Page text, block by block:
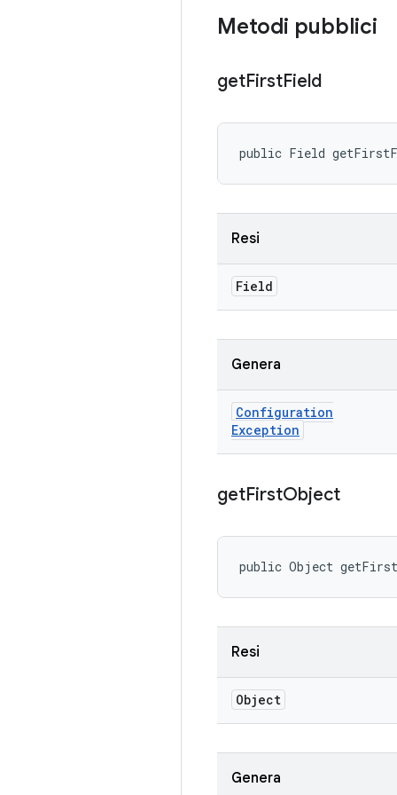
Metodi pubblici
getFirstField
public Field
Resi
Field
Genera
Configuration
Exception
getFirstObject
public Object
Resi
Object
Genera